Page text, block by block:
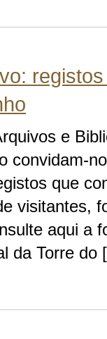
e
convidam-
que
visitantes,
aqui a
da Torre